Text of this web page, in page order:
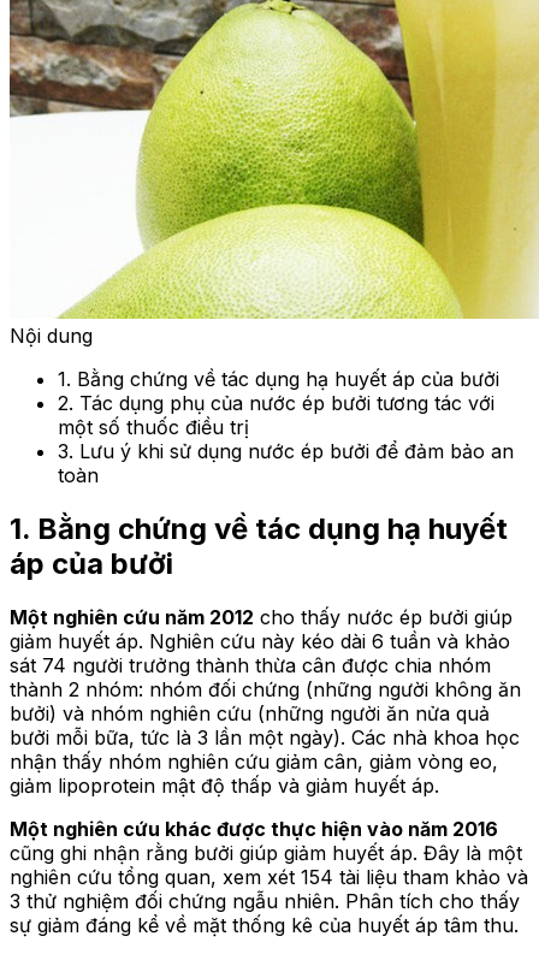
Nội dung
1. Bằng chứng về tác dụng hạ huyết áp của bưởi
2. Tác dụng phụ của nước ép bưởi tương tác với
một số thuốc điều trị
3. Lưu ý khi sử dụng nước ép bưởi để đảm bảo an
toàn
1. Bằng chứng về tác dụng hạ huyết
áp của bưởi
Một nghiên cứu năm 2012 cho thấy nước ép bưởi giúp
giảm huyết áp. Nghiên cứu này kéo dài 6 tuần và khảo
sát 74 người trưởng thành thừa cân được chia nhóm
thành 2 nhóm: nhóm đối chứng (những người không ăn
bưởi) và nhóm nghiên cứu (những người ăn nửa quả
bưởi mỗi bữa, tức là 3 lần một ngày). Các nhà khoa học
nhận thấy nhóm nghiên cứu giảm cân, giảm vòng eo,
giảm lipoprotein mật độ thấp và giảm huyết áp.
Một nghiên cứu khác được thực hiện vào năm 2016
cũng ghi nhận rằng bưởi giúp giảm huyết áp. Đây là một
nghiên cứu tổng quan, xem xét 154 tài liệu tham khảo và
3 thử nghiệm đối chứng ngẫu nhiên. Phân tích cho thấy
sự giảm đáng kể về mặt thống kê của huyết áp tâm thu.